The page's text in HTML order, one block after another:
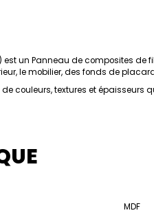
est un Panneau de composites
le mobilier, des fonds de
couleurs, textures et
MDF